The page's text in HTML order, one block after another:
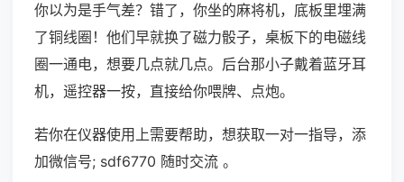
你以为是手气差？错了，你坐的麻将机，底板里埋满
了铜线圈！他们早就换了磁力骰子，桌板下的电磁线
圈一通电，想要几点就几点。后台那小子戴着蓝牙耳
机，遥控器一按，直接给你喂牌、点炮。
若你在仪器使用上需要帮助，想获取一对一指导，添
加微信号; sdf6770 随时交流 。